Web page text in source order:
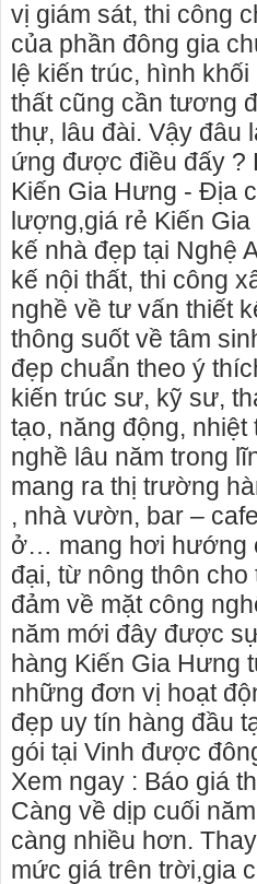
vị giám sát, thi công
của phần đông gia
lệ kiến trúc, hình
thất cũng cần tương
thự, lâu đài. Vậy đâu
ứng được điều đấy ?
Kiến Gia Hưng - Địa
lượng,giá rẻ Kiến
kế nhà đẹp tại Nghệ
kế nội thất, thi công
nghề về tư vấn thiết
thông suốt về tâm
đẹp chuẩn theo ý
kiến trúc sư, kỹ sư,
tạo, năng động,
nghề lâu năm trong
mang ra thị trường
, nhà vườn, bar –
ở… mang hơi hướng
đại, từ nông thôn
đảm về mặt công
năm mới đây được
hàng Kiến Gia Hưng
những đơn vị hoạt
đẹp uy tín hàng đầu
gói tại Vinh được
Xem ngay : Báo giá
Càng về dịp cuối
càng nhiều hơn.
mức giá trên trời,gia